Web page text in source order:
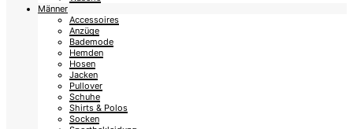
Männer
Accessoires
Anzüge
Bademode
Hemden
Hosen
Jacken
Pullover
Schuhe
Shirts & Polos
Socken